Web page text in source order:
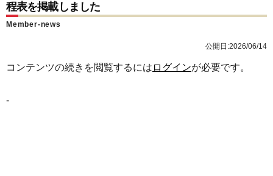
程表を掲載しました
Member-news
公開日:2026/06/14
コンテンツの続きを閲覧するには ログインが必要です。
-